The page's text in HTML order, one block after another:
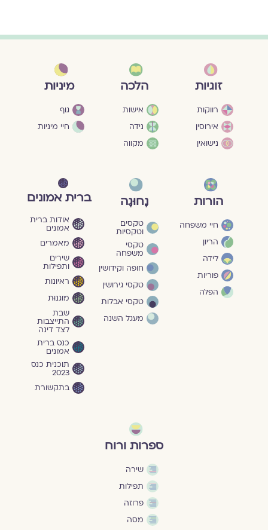
זוגיות
רווקות
אירוסין
נישואין
הלכה
אישות
נידה
מקווה
מיניות
גוף
חיי מיניות
הורות
חיי משפחה
הריון
לידה
פוריות
הפלה
נָחוּגָה
טקסים
וטקסיות
טקסי
משפחה
חופה וקידושין
טקסי גירושין
טקסי אבלות
מעגל השנה
ברית אמונים
אודות ברית
אמונים
מאמרים
שירים
ותפילות
ראיונות
מוגנוּת
שבת
התייצבות
לצד דינה
כנס ברית
אמונים
תוכנית כנס
2023
בתקשורת
ספרות ורוח
שירה
תפילות
פרוזה
מסה